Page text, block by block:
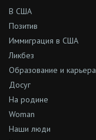
В США
Позитив
Иммиграция в США
Ликбез
Образование и карьера
Досуг
На родине
Woman
Наши люди